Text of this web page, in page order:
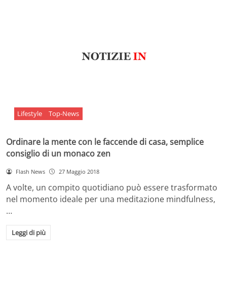
Lifestyle Top-News
Ordinare la mente con le faccende di casa, semplice
consiglio di un monaco zen
Flash News 27 Maggio 2018
A volte, un compito quotidiano può essere trasformato
nel momento ideale per una meditazione mindfulness,
…
Leggi di più